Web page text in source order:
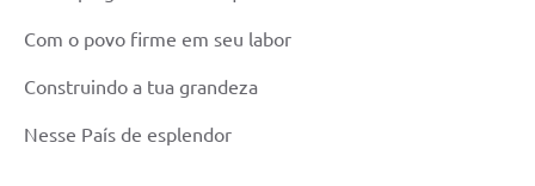
Com o povo firme em seu labor
Construindo a tua grandeza
Nesse País de esplendor